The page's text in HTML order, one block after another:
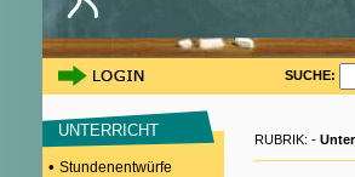
SUCHE:
UNTERRICHT
• Stundenentwürfe
RUBRIK: -